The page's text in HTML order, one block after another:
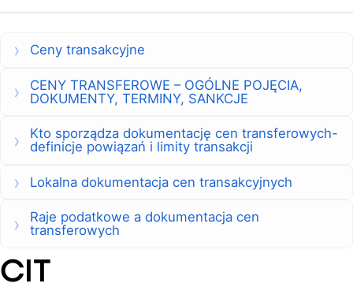
Ceny transakcyjne
CENY TRANSFEROWE – OGÓLNE POJĘCIA,
DOKUMENTY, TERMINY, SANKCJE
Kto sporządza dokumentację cen transferowych-
definicje powiązań i limity transakcji
Lokalna dokumentacja cen transakcyjnych
Raje podatkowe a dokumentacja cen
transferowych
CIT